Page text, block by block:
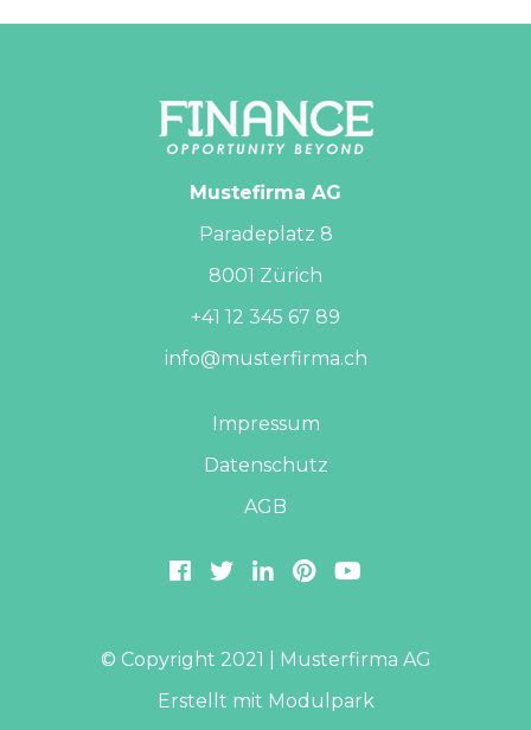
Mustefirma AG
Paradeplatz 8
8001 Zürich
+41 12 345 67 89
info@musterfirma.ch
Impressum
Datenschutz
AGB
© Copyright 2021 | Musterfirma AG
Erstellt mit Modulpark